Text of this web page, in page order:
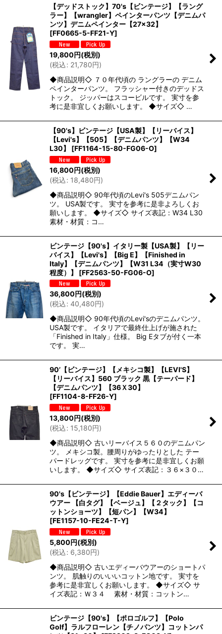
【デッドストック】70's【ビンテージ】【ラング
ラー】【wrangler】ペインターパンツ【デニムパ
ンツ】デニムペインター【27×32】
[FF0665-5-FF21-Y]
19,800円(税別)
(税込: 21,780円)
◆商品説明◇ ７０年代頃の ラングラーの デニム
ペインターパンツ。 フラッシャー付きのデッドス
トック。 ジッパーはスコービルです。 実寸を参
考に是非宜しくお願いします。 ◆サイズ◇ …
【90's】ビンテージ【USA製】【リーバイス】
【Levi's】【505】【デニムパンツ】【W34
L30】 [FF1164-15-80-FG06-O]
16,800円(税別)
(税込: 18,480円)
◆商品説明◇ 90年代頃のLevi's 505デニムパン
ツ。 USA製です。 実寸を参考に是非よろしくお
願いします。 ◆サイズ◇ サイズ表記：W34 L30
素材・材質：コ…
ビンテージ【90's】イタリー製【USA製】【リー
バイス】【Levi's】【Big E】【Finished in
Italy】【デニムパンツ】【W31 L34（実寸W30
程度）】
[FF2563-50-FG06-O]
36,800円(税別)
(税込: 40,480円)
◆商品説明◇ 90年代頃のLevi'sのデニムパンツ。
USA製です。 イタリアで最終仕上げが施された
「Finished in Italy」仕様。 Big Eタブが付く一本
です。 実…
90’【ビンテージ】【メキシコ製】【LEVI'S】
【リーバイス】560 ブラック 黒【テーパード】
【デニムパンツ】【36Ｘ30】
[FF1104-8-FF26-Y]
13,800円(税別)
(税込: 15,180円)
◆商品説明◇ 古いリーバイス５６０のデニムパン
ツ。 メキシコ製。腰周りがゆったりとした テー
パードレッグです。 実寸を参考に是非宜しくお願
いします。 ◆サイズ◇ サイズ表記：３６×３０…
90's【ビンテージ】【Eddie Bauer】エディーバ
ウアー 【白タグ】【ベージュ】【２タック】【コ
ットンショーツ】【短パン】【W34】
[FE1157-10-FE24-T-Y]
5,800円(税別)
(税込: 6,380円)
◆商品説明◇ 古いエディーバウアーのショートパ
ンツ。 肌触りのいいいコットン地です。 実寸を
参考に是非宜しくお願いします。 ◆サイズ◇ サ
イズ表記：Ｗ３４ 素材・材質：コットン…
ビンテージ【90's】【ポロゴルフ】【Polo
Golf】ラルフローレン【チノパンツ】コットンパ